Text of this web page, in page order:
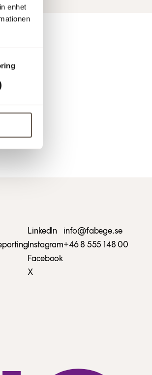
enhet
LinkedIn
Instagram
Facebook
X
info@fabege.se
+46 8 555 148 00